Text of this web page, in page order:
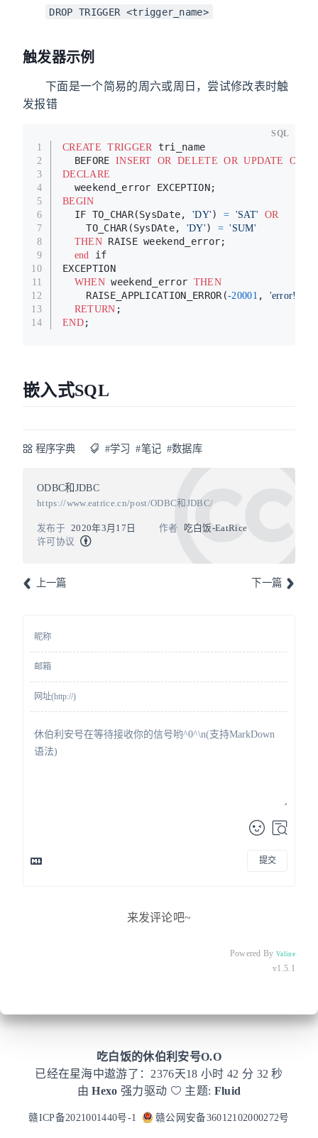
DROP TRIGGER <trigger_name>
触发器示例
下面是一个简易的周六或周日，尝试修改表时触
发报错
1
2
3
4
5
6
7
8
9
10
11
12
13
14
CREATE TRIGGER
tri_name
  BEFORE
INSERT OR DELETE OR UPDATE ON
DECLARE
  weekend_error EXCEPTION;
BEGIN
  IF TO_CHAR(SysDate,
'DY' ) = 'SAT' OR
    TO_CHAR(SysDAte,
'DY' ) = 'SUM'
THEN RAISE weekend_error;
end
if
EXCEPTION
WHEN weekend_error THEN
    RAISE_APPLICATION_ERROR(
-20001 , 'error!'
RETURN ;
END;
SQL
嵌入式SQL
程序字典 #学习 #笔记 #数据库
ODBC和JDBC
https://www.eatrice.cn/post/ODBC和JDBC/
作者 吃白饭-EatRice
发布于
2020年3月17日
许可协议
上一篇 下一篇
提交
来发评论吧~
Powered ByValine
v1.5.1
吃白饭的休伯利安号O.O
已经在星海中遨游了： 2376天18 小时 42 分 33 秒
由Hexo 强力驱动 主题: Fluid
赣ICP备2021001440号-1 赣公网安备36012102000272号